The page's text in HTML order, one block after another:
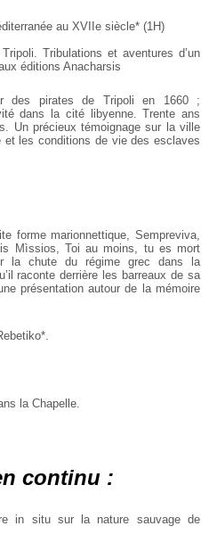
au XVIIe siècle* (1H)
Tribulations et aventures d’un
éditions Anacharsis
des pirates de Tripoli en 1660 ;
dans la cité libyenne. Trente ans
Un précieux témoignage sur la ville
et les conditions de vie des esclaves
forme marionnettique, Sempreviva,
Mìssios, Toi au moins, tu es mort
la chute du régime grec dans la
raconte derrière les barreaux de sa
présentation autour de lamémoire
la Chapelle.
continu :
in situ sur la nature sauvage de